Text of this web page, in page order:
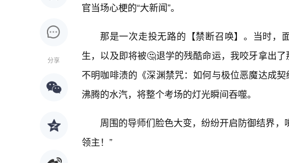
分享
官当场心梗的“大新闻”。
那是一次走投无路的【禁断召唤】。当时，
生，以及即将被🤔退学的残酷命运，我咬牙拿出
不明咖啡渍的《深渊禁咒：如何与极位恶魔达成
沸腾的水汽，将整个考场的灯光瞬间吞噬。
周围的导师们脸色大变，纷纷开启防御结界，
领主！”